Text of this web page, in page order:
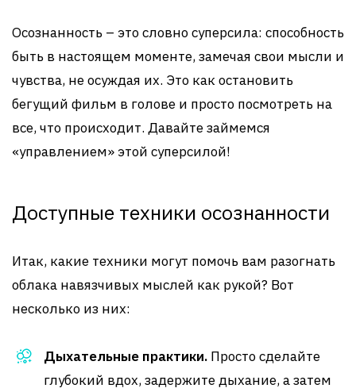
Осознанность – это словно суперсила: способность
быть в настоящем моменте, замечая свои мысли и
чувства, не осуждая их. Это как остановить
бегущий фильм в голове и просто посмотреть на
все, что происходит. Давайте займемся
«управлением» этой суперсилой!
Доступные техники осознанности
Итак, какие техники могут помочь вам разогнать
облака навязчивых мыслей как рукой? Вот
несколько из них:
Дыхательные практики. Просто сделайте
глубокий вдох, задержите дыхание, а затем